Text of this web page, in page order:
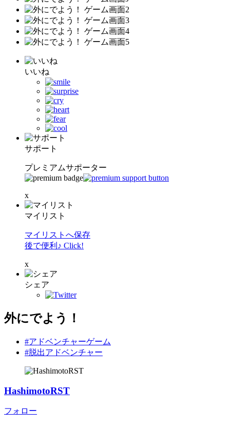
いいね
サポート
プレミアムサポーター
x
マイリスト
マイリストへ保存
後で便利♪ Click!
x
シェア
外にでよう！
#アドベンチャーゲーム
#脱出アドベンチャー
HashimotoRST
フォロー